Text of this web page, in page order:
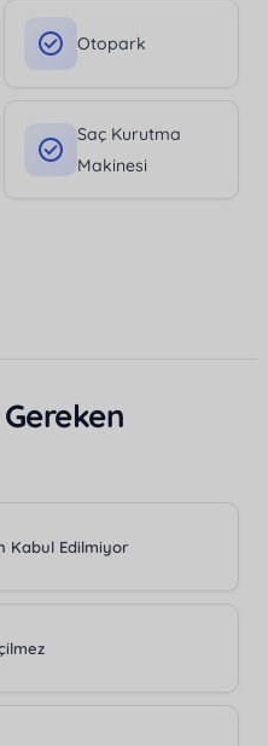
Otopark
Saç Kurutma
Makinesi
Kabul Edilmiyor